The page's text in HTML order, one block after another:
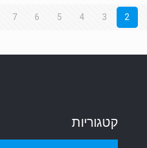
2
3
4
5
6
7
קטגוריות